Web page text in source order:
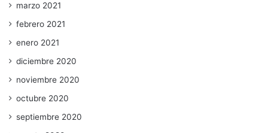
marzo 2021
febrero 2021
enero 2021
diciembre 2020
noviembre 2020
octubre 2020
septiembre 2020